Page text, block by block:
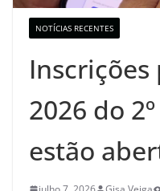
NOTÍCIAS RECENTES
2026 do
estão